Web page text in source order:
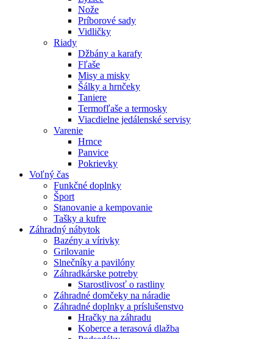
Nože
Príborové sady
Vidličky
Riady
Džbány a karafy
Fľaše
Misy a misky
Šálky a hrnčeky
Taniere
Termofľaše a termosky
Viacdielne jedálenské servisy
Varenie
Hrnce
Panvice
Pokrievky
Voľný čas
Funkčné doplnky
Šport
Stanovanie a kempovanie
Tašky a kufre
Záhradný nábytok
Bazény a vírivky
Grilovanie
Slnečníky a pavilóny
Záhradkárske potreby
Starostlivosť o rastliny
Záhradné domčeky na náradie
Záhradné doplnky a príslušenstvo
Hračky na záhradu
Koberce a terasová dlažba